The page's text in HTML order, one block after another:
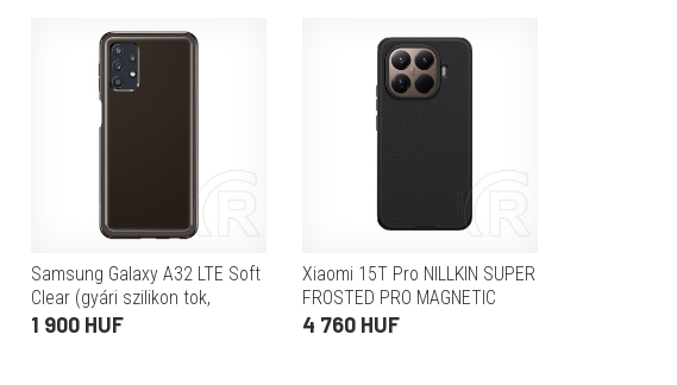
Samsung Galaxy A32 LTE Soft
Clear (gyári szilikon tok,
fekete)
1 900 HUF
Xiaomi 15T Pro NILLKIN SUPER
FROSTED PRO MAGNETIC
műanyag telefonvédő
4 760 HUF